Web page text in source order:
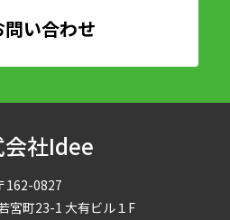
問い合わせ
会社Idee
162-0827
宮町23-1 大有ビル１F